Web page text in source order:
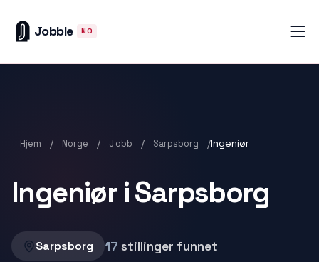
Jobble NO
Hjem / Norge / Jobb / Sarpsborg /Ingeniør
Ingeniør i Sarpsborg
Sarpsborg 17 stillinger funnet